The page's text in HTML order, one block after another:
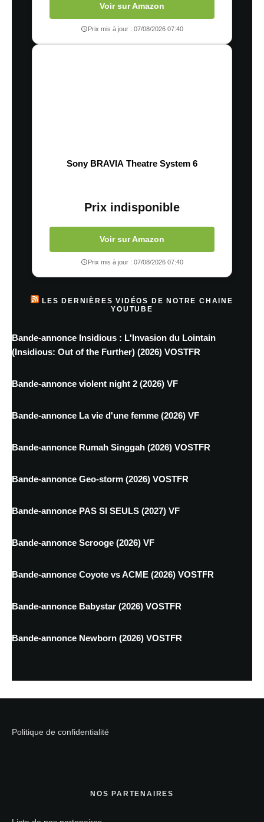
Voir sur Amazon
Prix mis à jour : 07/08/2026 07:40
Sony BRAVIA Theatre System 6
Prix indisponible
Voir sur Amazon
Prix mis à jour : 07/08/2026 07:40
LES DERNIÈRES VIDÉOS DE NOTRE CHAINE
YOUTUBE
Bande-annonce Insidious : L'Invasion du Lointain
(Insidious: Out of the Further) (2026) VOSTFR
Bande-annonce violent night 2 (2026) VF
Bande-annonce La vie d'une femme (2026) VF
Bande-annonce Rumah Singgah (2026) VOSTFR
Bande-annonce Geo-storm (2026) VOSTFR
Bande-annonce PAS SI SEULS (2027) VF
Bande-annonce Scrooge (2026) VF
Bande-annonce Coyote vs ACME (2026) VOSTFR
Bande-annonce Babystar (2026) VOSTFR
Bande-annonce Newborn (2026) VOSTFR
Politique de confidentialité
NOS PARTENAIRES